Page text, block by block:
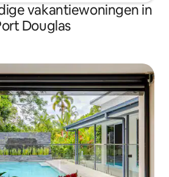
vakantiewoningen in
Douglas